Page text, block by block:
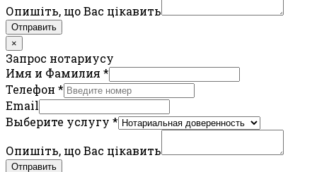
Опишіть, що Вас цікавить
Отправить
×
Запрос нотариусу
Имя и Фамилия *
Телефон *
Email
Выберите услугу *
Опишіть, що Вас цікавить
Отправить